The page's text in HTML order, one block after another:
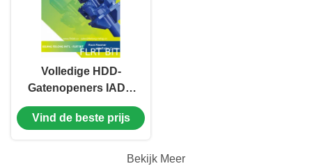
Volledige HDD-
Gatenopeners IADC
537 Middelgrote
Harde HDD-Rots
Vind de beste prijs
Bekijk Meer